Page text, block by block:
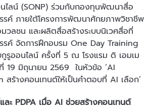
ไลน์ (SONP) ร่วมกับกองทุนพัฒนาสื่อ
รค์ ภายใต้โครงการพัฒนาศักยภาพวิชาชีพ
วลชน และผลิตสื่อสร้างระบบนิเวศสื่อที่
รค์ จัดการฝึกอบรม One Day Training
กูรูออนไลน์ ครั้งที่ 5 ณ โรงแรม ดิ เอมเม
19 มิถุนายน 2569 ในหัวข้อ ‘AI
สร้างคอนเทนต์ให้เป็นคำตอบที่ AI เลือก’
ะ PDPA เมื่อ AI ช่วยสร้างคอนเทนต์